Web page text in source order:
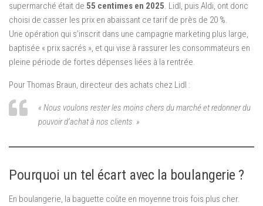
supermarché était de 55 centimes en 2025. Lidl, puis Aldi, ont donc
choisi de casser les prix en abaissant ce tarif de près de 20 %.
Une opération qui s’inscrit dans une campagne marketing plus large,
baptisée « prix sacrés », et qui vise à rassurer les consommateurs en
pleine période de fortes dépenses liées à la rentrée.
Pour Thomas Braun, directeur des achats chez Lidl :
« Nous voulons rester les moins chers du marché et redonner du
pouvoir d’achat à nos clients. »
Pourquoi un tel écart avec la boulangerie ?
En boulangerie, la baguette coûte en moyenne trois fois plus cher.